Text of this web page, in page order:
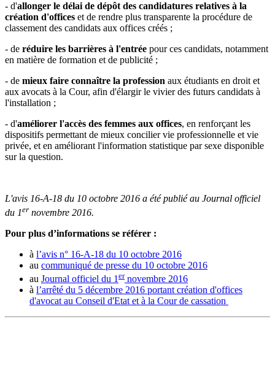
- d'allonger le délai de dépôt des candidatures relatives à la
création d'offices et de rendre plus transparente la procédure de
classement des candidats aux offices créés ;
- de réduire les barrières à l'entrée pour ces candidats, notamment
en matière de formation et de publicité ;
- de mieux faire connaître la profession aux étudiants en droit et
aux avocats à la Cour, afin d'élargir le vivier des futurs candidats à
l'installation ;
- d'améliorer l'accès des femmes aux offices, en renforçant les
dispositifs permettant de mieux concilier vie professionnelle et vie
privée, et en améliorant l'information statistique par sexe disponible
sur la question.
L'avis 16-A-18 du 10 octobre 2016 a été publié au Journal officiel
du 1er novembre 2016.
Pour plus d’informations se référer :
à l’avis n° 16-A-18 du 10 octobre 2016
au communiqué de presse du 10 octobre 2016
au Journal officiel du 1 ernovembre 2016
à l’arrêté du 5 décembre 2016 portant création d'offices
d'avocat au Conseil d'Etat et à la Cour de cassation